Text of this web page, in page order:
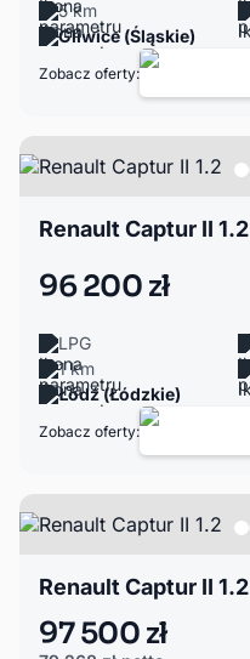
5 km
Gliwice (Śląskie)
Zobacz oferty:
Renault Captur II 1.2
96 200 zł
LPG
1 km
Łódź (Łódzkie)
Zobacz oferty:
Renault Captur II 1.2
97 500 zł